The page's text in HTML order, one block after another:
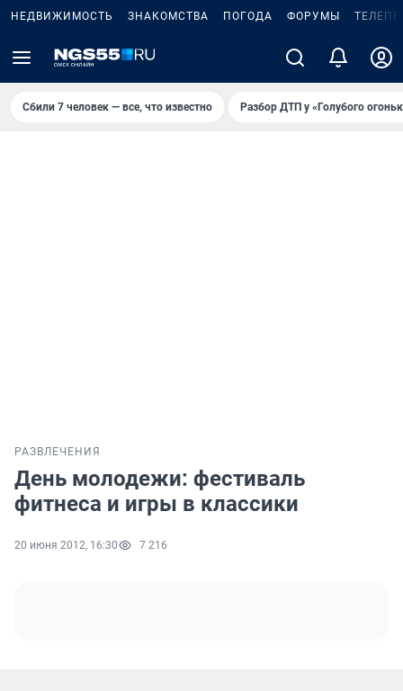
НЕДВИЖИМОСТЬ ЗНАКОМСТВА ПОГОДА ФОРУМЫ
Сбили 7 человек — все, что известно Разбор ДТП у «Голубого
РАЗВЛЕЧЕНИЯ
День молодежи: фестиваль
фитнеса и игры в классики
20 июня 2012, 16:30 7 216